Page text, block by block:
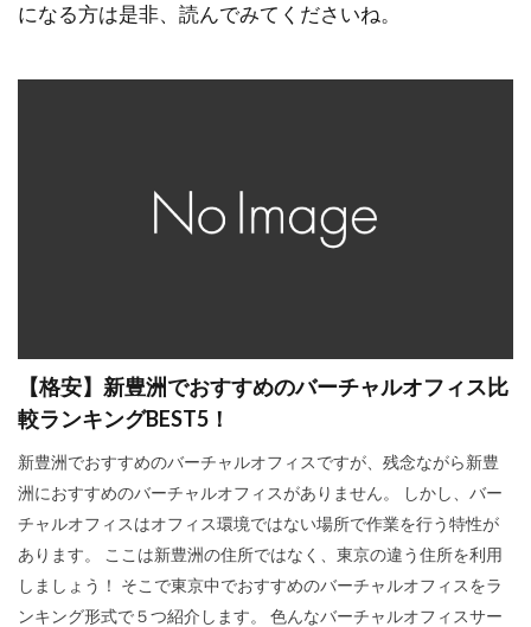
になる方は是非、読んでみてくださいね。
【格安】新豊洲でおすすめのバーチャルオフィス比
較ランキングBEST5！
新豊洲でおすすめのバーチャルオフィスですが、残念ながら新豊
洲におすすめのバーチャルオフィスがありません。 しかし、バー
チャルオフィスはオフィス環境ではない場所で作業を行う特性が
あります。 ここは新豊洲の住所ではなく、東京の違う住所を利用
しましょう！ そこで東京中でおすすめのバーチャルオフィスをラ
ンキング形式で５つ紹介します。 色んなバーチャルオフィスサー